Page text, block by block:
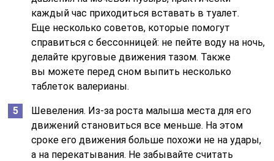
каждый час приходиться вставать в туалет.
Еще несколько советов, которые помогут
справиться с бессонницей: не пейте воду на ночь,
делайте круговые движения тазом. Также
вы можете перед сном выпить несколько
таблеток валерианы.
Шевеления. Из-за роста малыша места для его
движений становиться все меньше. На этом
сроке его движения больше похожи не на удары,
а на перекатывания. Не забывайте считать